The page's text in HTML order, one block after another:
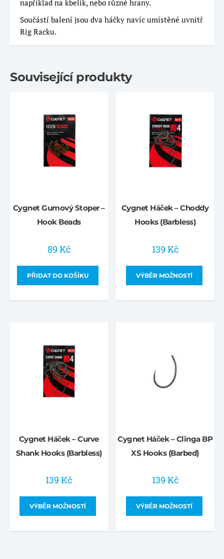
například na kbelík, nebo různé hrany.
Součástí balení jsou dva háčky navíc umístěné uvnitř
Rig Racku.
Související produkty
Cygnet Gumový Stoper –
Hook Beads
89 Kč
PŘIDAT DO KOŠÍKU
Cygnet Háček – Choddy
Hooks (Barbless)
139 Kč
VÝBĚR MOŽNOSTÍ
Cygnet Háček – Curve
Shank Hooks (Barbless)
139Kč
VÝBĚR MOŽNOSTÍ
Cygnet Háček – Clinga BP
XS Hooks (Barbed)
139 Kč
VÝBĚR MOŽNOSTÍ